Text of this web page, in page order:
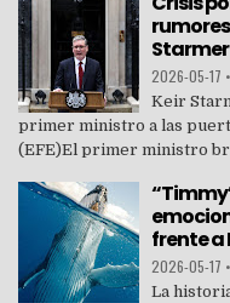
Starmer
2026-05-17 •
Keir
primer ministro a las
(EFE)El primer ministro
frente
2026-05-17 •
La